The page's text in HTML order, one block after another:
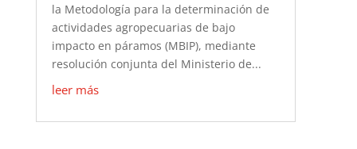
la Metodología para la determinación de
actividades agropecuarias de bajo
impacto en páramos (MBIP), mediante
resolución conjunta del Ministerio de...
leer más